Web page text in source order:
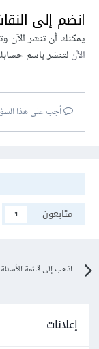
انضم إلى
يمكنك أن تنشر الآن
الآنلتنشر باسم
أجب على هذا
متابعون
1
اذهب إلى قائمة الأسئلة
إعلانات